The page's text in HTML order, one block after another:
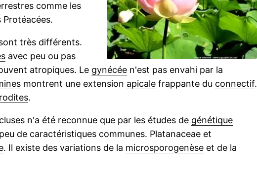
comme les
Protéacées.
très différents.
avec peu ou pas
atropiques. Le gynécée n'est pas envahi par la
montrent une extension apicale frappante du connectif.
.
n'a été reconnue que par les études de génétique
de caractéristiques communes. Platanaceae et
. Il existe des variations de la microsporogenèse et de la